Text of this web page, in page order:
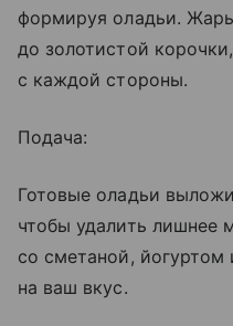
формируя оладьи.
до золотистой
с каждой стороны.
Подача:
Готовые оладьи
чтобы удалить лишнее
со сметаной,
на ваш вкус.